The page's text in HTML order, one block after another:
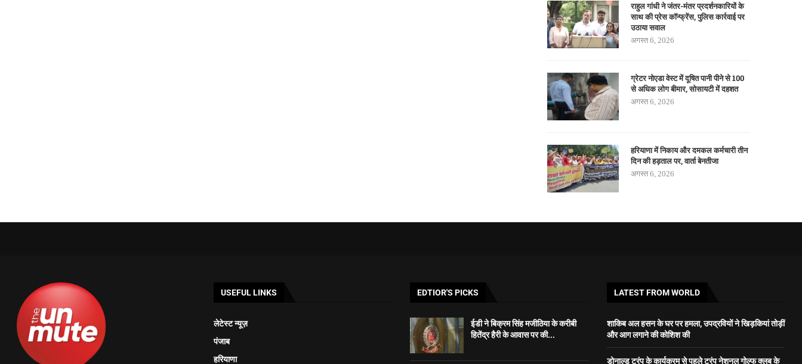
राहुल गांधी ने जंतर-मंतर प्रदर्शनकारियों के
साथ की प्रेस कॉन्फ्रेंस, पुलिस कार्रवाई पर
उठाया सवाल
अगस्त 6, 2026
ग्रेटर नोएडा वेस्ट में दूषित पानी पीने से 100
से अधिक लोग बीमार, सोसायटी में दहशत
अगस्त 6, 2026
हरियाणा में निकाय और दमकल कर्मचारी तीन
दिन की हड़ताल पर, वार्ता बेनतीजा
अगस्त 6, 2026
USEFUL LINKS
लेटेस्ट न्यूज़
पंजाब
हरियाणा
EDTIOR'S PICKS
ईडी ने बिक्रम सिंह मजीठिया के करीबी
हितेंद्र हैरी के आवास पर की...
LATEST FROM WORLD
शाकिब अल हसन के घर पर हमला, उपद्रवियों ने खिड़कियां तोड़ीं
और आग लगाने की कोशिश की
डोनाल्ड ट्रंप के कार्यक्रम से पहले ट्रंप नेशनल गोल्फ क्लब के